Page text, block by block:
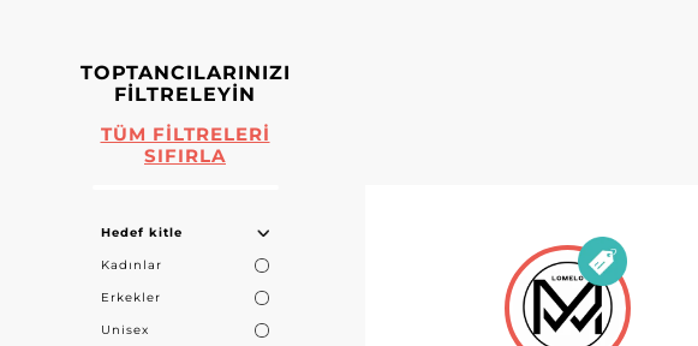
TOPTANCILARINIZI
FILTRELEYIN
TÜM FILTRELERI
SIFIRLA
Hedef kitle
Kadınlar
Erkekler
Unisex